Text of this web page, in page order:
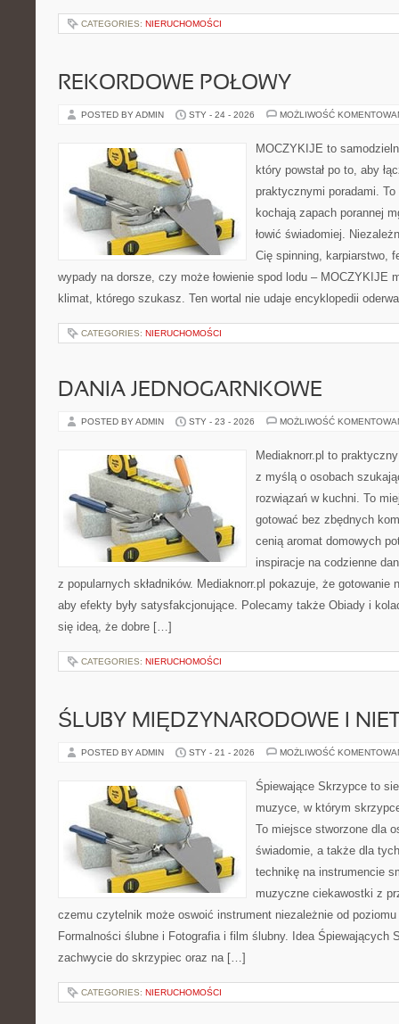
CATEGORIES: NIERUCHOMOŚCI
REKORDOWE POŁOWY
POSTED BY ADMIN STY - 24 - 2026 MOŻLIWOŚĆ
MOCZYKIJE to
który powstał po to, aby
praktycznymi poradami.
kochają zapach porannej
łowić świadomiej.
Cię spinning, karpiarstwo,
wypady na dorsze, czy może łowienie spod lodu – MOCZYKIJE
klimat, którego szukasz. Ten wortal nie udaje encyklopedii
CATEGORIES: NIERUCHOMOŚCI
DANIA JEDNOGARNKOWE
POSTED BY ADMIN STY - 23 - 2026 MOŻLIWOŚĆ
Mediaknorr.pl to
z myślą o osobach
rozwiązań w kuchni. To
gotować bez zbędnych
cenią aromat domowych
inspiracje na codzienne
z popularnych składników. Mediaknorr.pl pokazuje, że gotowanie
aby efekty były satysfakcjonujące. Polecamy także Obiady i
się ideą, że dobre […]
CATEGORIES: NIERUCHOMOŚCI
ŚLUBY MIĘDZYNARODOWE I
POSTED BY ADMIN STY - 21 - 2026 MOŻLIWOŚĆ
Śpiewające Skrzypce to
muzyce, w którym
To miejsce stworzone dla
świadomie, a także dla
technikę na instrumencie
muzyczne ciekawostki z
czemu czytelnik może oswoić instrument niezależnie od
Formalności ślubne i Fotografia i film ślubny. Idea Śpiewających
zachwycie do skrzypiec oraz na […]
CATEGORIES: NIERUCHOMOŚCI